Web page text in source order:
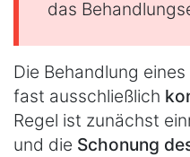
das
Die Behandlung
fast ausschließlich
Regel ist zunächst
und die Schonung